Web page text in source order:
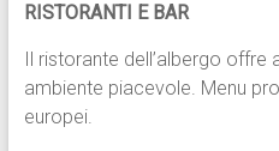
RISTORANTI E BAR
Il ristorante dell’albergo
ambiente piacevole. Menu
europei.